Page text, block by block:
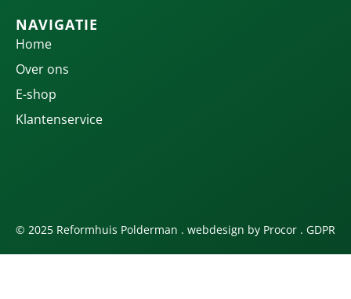
NAVIGATIE
Home
Over ons
E-shop
Klantenservice
© 2025 Reformhuis Polderman . webdesign by Procor . GDPR